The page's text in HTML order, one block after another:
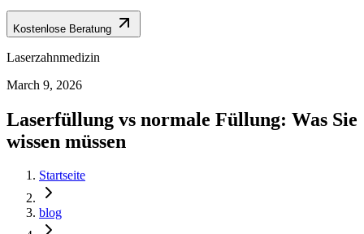
Kostenlose Beratung
Laserzahnmedizin
March 9, 2026
Laserfüllung vs normale Füllung: Was Sie
wissen müssen
Startseite
blog